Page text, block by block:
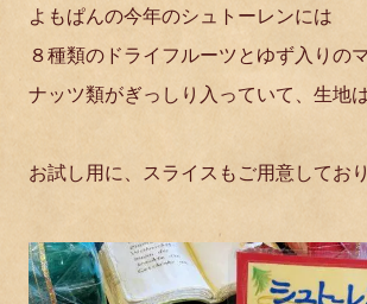
よもぱんの今年のシュトーレンには
８種類のドライフルーツとゆず入りのマ
ナッツ類がぎっしり入っていて、生地
お試し用に、スライスもご用意しており